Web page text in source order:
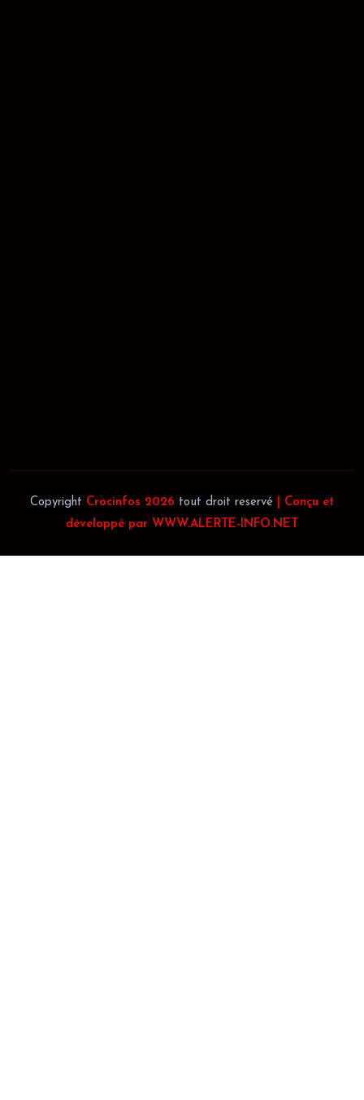
Copyright Crocinfos 2026 tout droit reservé
| Conçu et
développé par WWW.ALERTE-INFO.NET